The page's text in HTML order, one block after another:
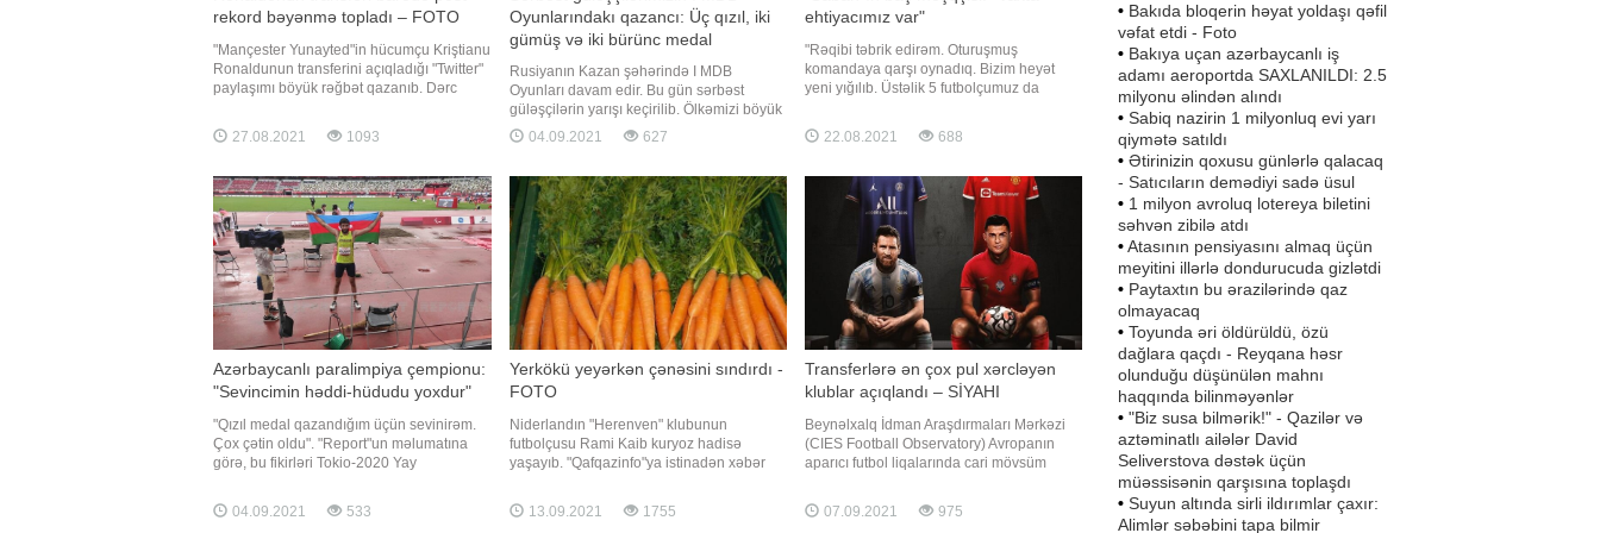
rekord bəyənmə topladı – FOTO
"Mançester Yunayted"in hücumçu Kriştianu
Ronaldunun transferini açıqladığı "Twitter"
paylaşımı böyük rəğbət qazanıb. Dərc
nəfər bəyənib, 400 nəfərsə retvit edib.
Qeyd edək ki, portuqaliyalı məhz bu
çevrilib
27.08.2021 1093
Oyunlarındakı qazancı: Üç qızıl, iki
gümüş və iki bürünc medal
Rusiyanın Kazan şəhərində I MDB
Oyunları davam edir. Bu gün sərbəst
güləşçilərin yarışı keçirilib. Ölkəmizi böyük
məşqçi Zəlimxan Hüseynov və məşqçi Arif
Abdullayevin rəhbərliyi altında Əliabbas
Sabir Cəfərov (65 kq), Namus Orucov (70
kq), Cəbrayıl Hacıyev (7
04.09.2021 627
ehtiyacımız var"
"Rəqibi təbrik edirəm. Oturuşmuş
komandaya qarşı oynadıq. Bizim heyət
yeni yığılıb. Üstəlik 5 futbolçumuz da
Ancaq bütün bunlar məğlubiyyətə səbəb
deyil. Sadəcə, vaxta ehtiyacımız var".
"Sabah"ı
22.08.2021 688
Azərbaycanlı paralimpiya çempionu:
"Sevincimin həddi-hüdudu yoxdur"
"Qızıl medal qazandığım üçün sevinirəm.
Çox çətin oldu". "Report"un məlumatına
görə, bu fikirləri Tokio-2020 Yay
Azərbaycan para-atleti Orxan Aslanov
deyib. Uzunluğa tullanma növündə 7,36
04.09.2021 533
Yerkökü yeyərkən çənəsini sındırdı -
FOTO
Niderlandın "Herenven" klubunun
futbolçusu Rami Kaib kuryoz hadisə
yaşayıb. "Qafqazinfo"ya istinadən xəbər
çənəsini sındırıb. Bu barədə "Herenven"
klubunun rəsmisi yerli mətbuata
13.09.2021 1755
Transferlərə ən çox pul xərcləyən
klublar açıqlandı – SİYAHI
Beynəlxalq İdman Araşdırmaları Mərkəzi
(CIES Football Observatory) Avropanın
aparıcı futbol liqalarında cari mövsüm
ən çox pul xərcləyən klubların reytinqini
tərtib edib. -a istinadən xəbər verir ki, bir
07.09.2021 975
• Bakıda bloqerin həyat yoldaşı qəfil
vəfat etdi - Foto
• Bakıya uçan azərbaycanlı iş
adamı aeroportda SAXLANILDI: 2.5
milyonu əlindən alındı
• Sabiq nazirin 1 milyonluq evi yarı
qiymətə satıldı
• Ətirinizin qoxusu günlərlə qalacaq
- Satıcıların demədiyi sadə üsul
• 1 milyon avroluq lotereya biletini
səhvən zibilə atdı
•Atasının pensiyasını almaq üçün
meyitini illərlə dondurucuda gizlətdi
• Paytaxtın bu ərazilərində qaz
olmayacaq
• Toyunda əri öldürüldü, özü
dağlara qaçdı - Reyqana həsr
olunduğu düşünülən mahnı
haqqında bilinməyənlər
• "Biz susa bilmərik!" - Qazilər və
aztəminatlı ailələr David
Seliverstova dəstək üçün
müəssisənin qarşısına toplaşdı
• Suyun altında sirli ildırımlar çaxır:
Alimlər səbəbini tapa bilmir